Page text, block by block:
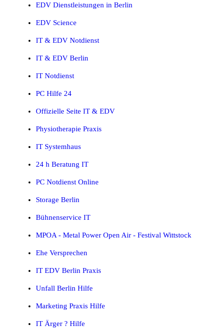
EDV Dienstleistungen in Berlin
EDV Science
IT & EDV Notdienst
IT & EDV Berlin
IT Notdienst
PC Hilfe 24
Offizielle Seite IT & EDV
Physiotherapie Praxis
IT Systemhaus
24 h Beratung IT
PC Notdienst Online
Storage Berlin
Bühnenservice IT
MPOA - Metal Power Open Air - Festival Wittstock
Ehe Versprechen
IT EDV Berlin Praxis
Unfall Berlin Hilfe
Marketing Praxis Hilfe
IT Ärger ? Hilfe